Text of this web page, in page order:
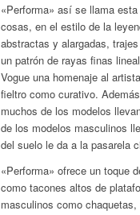
«Performa» así se llama
cosas, en el estilo de la
abstractas y alargadas,
un patrón de rayas finas
Vogue una homenaje al
fieltro como curativo.
muchos de los modelos
de los modelos masculinos
del suelo le da a la pasarela
«Performa» ofrece un toque
como tacones altos de
masculinos como